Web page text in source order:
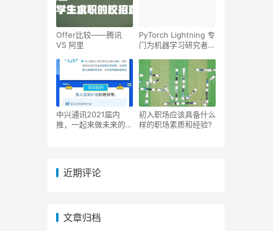
Offer比较——腾讯
VS 阿里
PyTorch Lightning 专
门为机器学习研究者开
中兴通讯2021届内
推，一起来做未来的领
初入职场应该具备什么
样的职场素质和经验?
近期评论
文章归档